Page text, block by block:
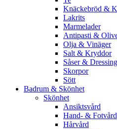
Knäckebröd &
Lakrits
Marmelader
Antipasti &
Olja & Vinäger
Salt & Kryddor
Såser &
Skorpor
Sött
Badrum & Skönhet
Skönhet
Ansiktsvård
Hand- & Fotvård
Hårvård